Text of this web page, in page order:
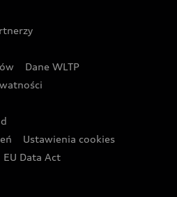
Audi
w Warszawie
Narciarskich w
Dane WLTP
Ustawienia cookies
EU Data Act